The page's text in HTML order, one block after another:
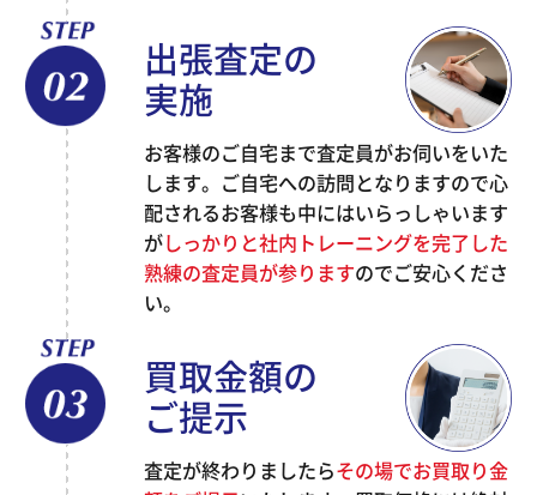
出張査定の
実施
お客様のご自宅まで査定員がお伺いをいた
します。ご自宅への訪問となりますので心
配されるお客様も中にはいらっしゃいます
がしっかりと社内トレーニングを完了した
熟練の査定員が参りますのでご安心くださ
い。
買取金額の
ご提示
査定が終わりましたらその場でお買取り金